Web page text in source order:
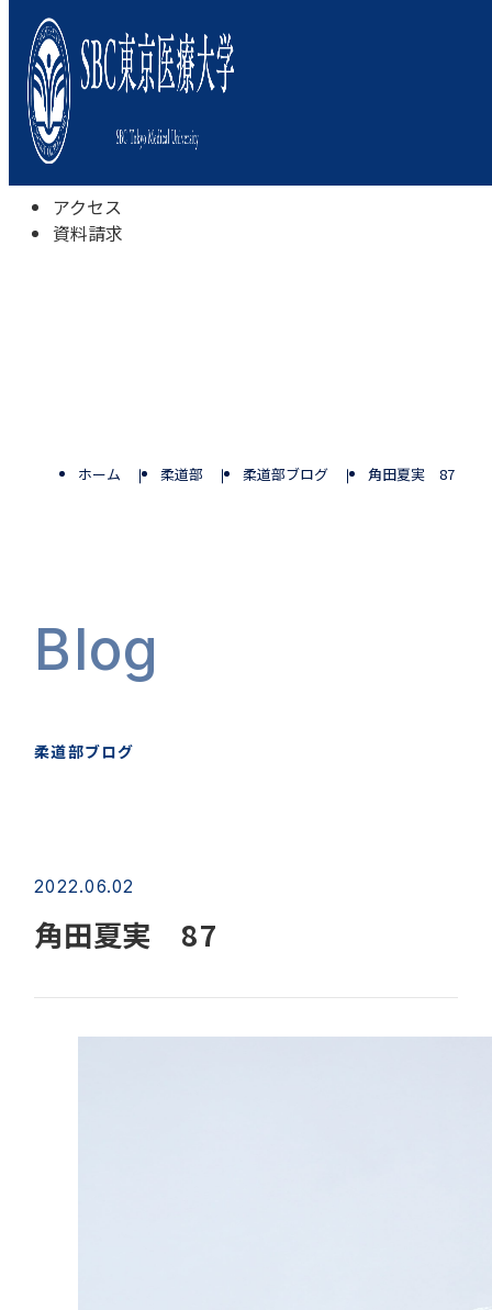
本学について
学びの特色
学部・学科
キャンパスライフ
入試情報
受験相談会
アクセス
資料請求
Blog
柔道部ブログ
ホーム 柔道部 柔道部ブログ 角田夏実 87
2022.06.02
角田夏実 87